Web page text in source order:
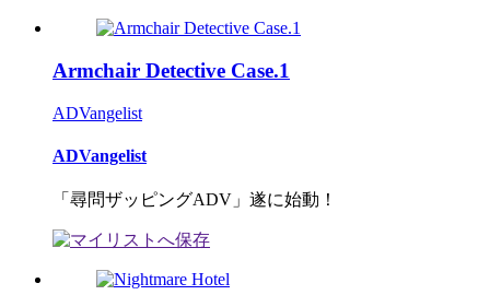
Armchair Detective Case.1
ADVangelist
ADVangelist
「尋問ザッピングADV」遂に始動！